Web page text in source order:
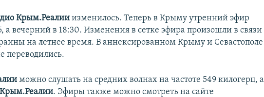
Крым.Реалии изменилось. Теперь в Крыму утренний эфир
а вечерний в 18:30. Изменения в сетке эфира произошли в связи
на летнее время. В аннексированном Крыму и Севастополе
переводились.
можно слушать на средних волнах на частоте 549 килогерц, а
Крым.Реалии. Эфиры также можно смотреть на сайте